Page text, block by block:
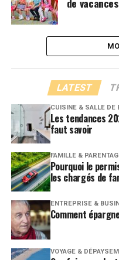
LATEST
CUISINE & SALLE DE
Les tendances
faut savoir
FAMILLE &
Pourquoi le
les chargés de
ENTREPRISE &
Comment
VOYAGE &